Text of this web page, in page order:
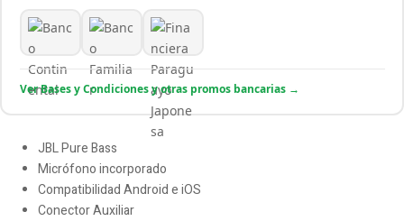
Ver Bases y Condiciones y otras promos bancarias →
JBL Pure Bass
Micrófono incorporado
Compatibilidad Android e iOS
Conector Auxiliar